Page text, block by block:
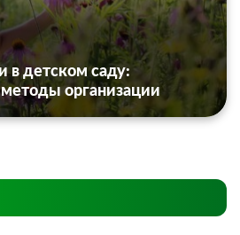
в детском саду:
организации